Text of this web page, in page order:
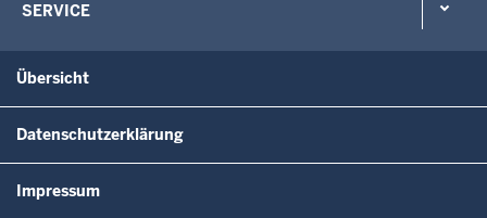
SERVICE
Übersicht
Datenschutzerklärung
Impressum